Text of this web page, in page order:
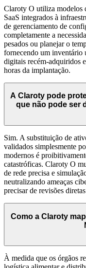
Claroty O utiliza modelos
SaaS integrados à
de gerenciamento de
completamente a
pesados ou planejar o
fornecendo um inventário
digitais recém-adquiridos
horas da implantação.
A Claroty pode
que não pode ser
Sim. A substituição de
validados simplesmente
modernos é
catastróficas. Claroty O
de rede precisa e
neutralizando ameaças
precisar de revisões
Como a Claroty
À medida que os órgãos